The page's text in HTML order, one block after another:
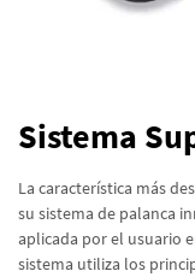
Sistema
La característica más
su sistema de palanca
aplicada por el usuario
sistema utiliza los